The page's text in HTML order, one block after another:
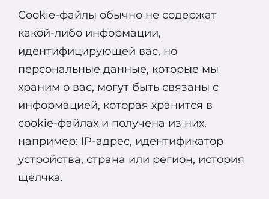
Cookie-файлы обычно не содержат
какой-либо информации,
идентифицирующей вас, но
персональные данные, которые мы
храним о вас, могут быть связаны с
информацией, которая хранится в
cookie-файлах и получена из них,
например: IP-адрес, идентификатор
устройства, страна или регион, история
щелчка.